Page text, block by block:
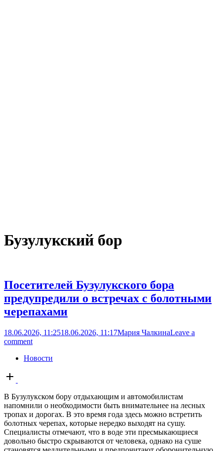
Бузулукский бор
Посетителей Бузулукского бора
предупредили о встречах с болотными
черепахами
18.06.2026, 11:2518.06.2026, 11:17Мария ЧалкинаLeave a
comment
Новости
Open
post
В Бузулукском бору отдыхающим и автомобилистам
напомнили о необходимости быть внимательнее на лесных
тропах и дорогах. В это время года здесь можно встретить
болотных черепах, которые нередко выходят на сушу.
Специалисты отмечают, что в воде эти пресмыкающиеся
довольно быстро скрываются от человека, однако на суше